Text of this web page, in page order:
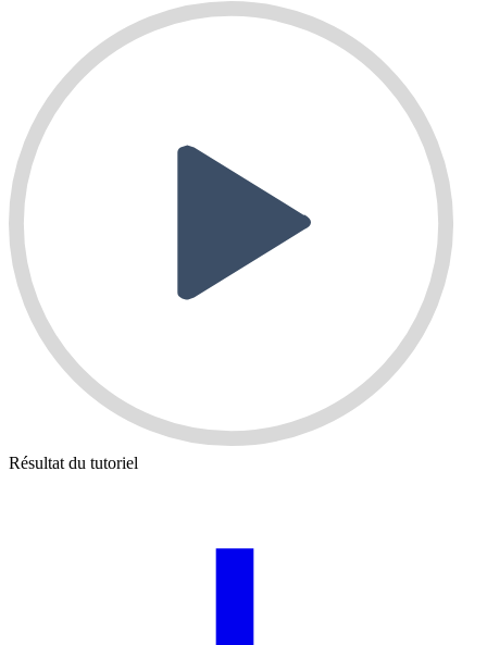
Résultat du tutoriel